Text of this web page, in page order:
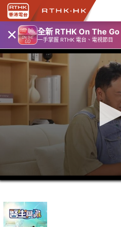
× 全新 RTHK On The Go
一手掌握 RTHK 電台、電視節目
0
seconds
minutes,
seconds